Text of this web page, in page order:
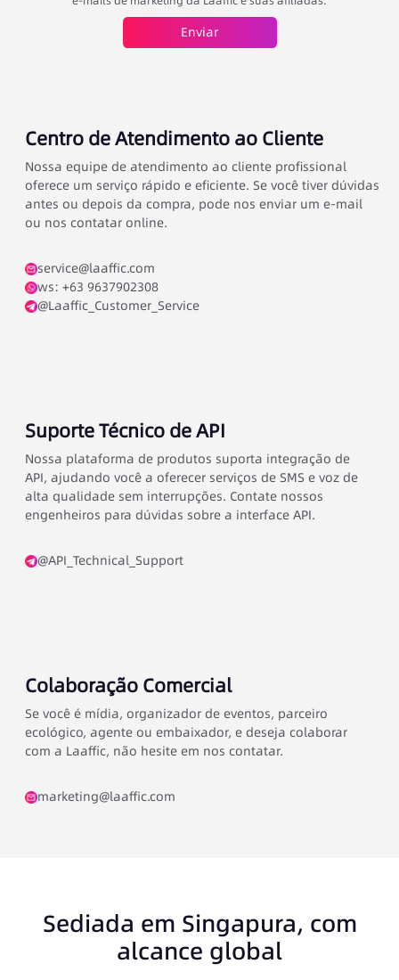
Enviar
Centro de Atendimento ao Cliente
Nossa equipe de atendimento ao cliente profissional
oferece um serviço rápido e eficiente. Se você tiver dúvidas
antes ou depois da compra, pode nos enviar um e-mail
ou nos contatar online.
service@laaffic.com
ws: +63 9637902308
@Laaffic_Customer_Service
Suporte Técnico de API
Nossa plataforma de produtos suporta integração de
API, ajudando você a oferecer serviços de SMS e voz de
alta qualidade sem interrupções. Contate nossos
engenheiros para dúvidas sobre a interface API.
@API_Technical_Support
Colaboração Comercial
Se você é mídia, organizador de eventos, parceiro
ecológico, agente ou embaixador, e deseja colaborar
com a Laaffic, não hesite em nos contatar.
marketing@laaffic.com
Sediada em Singapura, com
alcance global